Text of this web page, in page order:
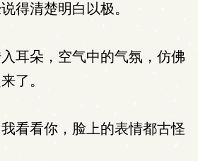
得清楚明白以极。
耳朵，空气中的气氛，仿佛
了。
看看你，脸上的表情都古怪